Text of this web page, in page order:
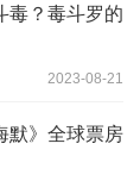
毒？毒斗罗的
2023-08-21
默》全球票房